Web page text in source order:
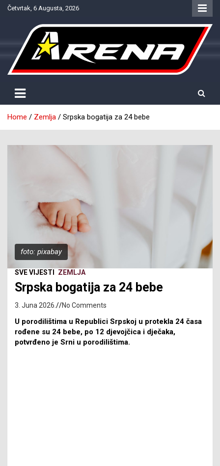
SkipČetvrtak, 6 Augusta, 2026
NTV Arena
Home Zemlja Srpska bogatija za 24 bebe
foto: pixabay
SVE VIJESTI ZEMLJA
Srpska bogatija za 24 bebe
3. Juna 2026. No Comments
U porodilištima u Republici Srpskoj u protekla 24 časa
rođene su 24 bebe, po 12 djevojčica i dječaka,
potvrđeno je Srni u porodilištima.